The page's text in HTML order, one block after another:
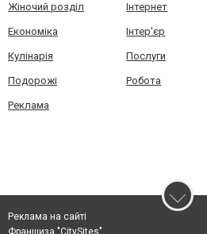
Жіночий розділ Інтернет
Економіка Інтер'єр
Кулінарія Послуги
Подорожі Робота
Реклама
Реклама на сайті